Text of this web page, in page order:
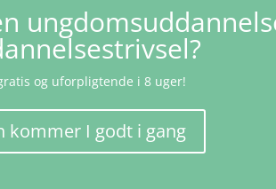
og uforpligtende i 8 uger!
kommer I godt i gang